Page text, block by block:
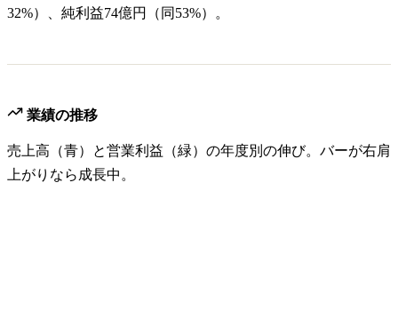
32%）、純利益74億円（同53%）。
業績の推移
売上高（青）と営業利益（緑）の年度別の伸び。バーが右肩
上がりなら成長中。